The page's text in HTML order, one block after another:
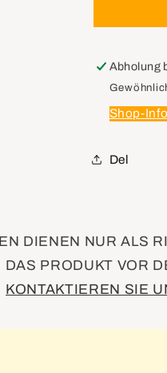
GM
Lock
Ignition
Abholung
Shop-
Del
DIENEN NUR ALS
PRODUKT VOR
KONTAKTIEREN SIE